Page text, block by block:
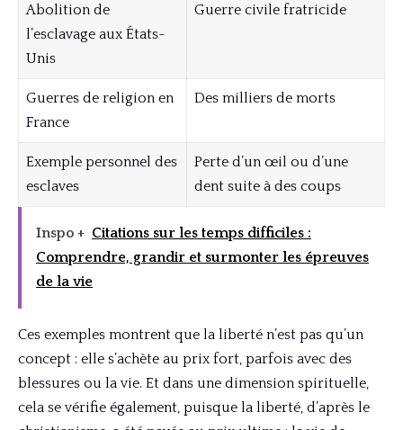
Abolition de
l’esclavage aux États-
Unis
Guerre civile fratricide
Guerres de religion en
France
Des milliers de morts
Exemple personnel des
esclaves
Perte d’un œil ou d’une
dent suite à des coups
Inspo + Citations sur les temps difficiles :
Comprendre, grandir et surmonter les épreuves
de la vie
Ces exemples montrent que la liberté n’est pas qu’un
concept : elle s’achète au prix fort, parfois avec des
blessures ou la vie. Et dans une dimension spirituelle,
cela se vérifie également, puisque la liberté, d’après le